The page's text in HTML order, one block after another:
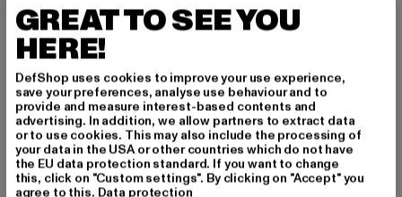
GREAT TO SEE YOU
HERE!
DefShop uses cookies to improve your use experience,
save your preferences, analyse use behaviour and to
provide and measure interest-based contents and
advertising. In addition, we allow partners to extract data
or to use cookies. This may also include the processing of
your data in the USA or other countries which do not have
the EU data protection standard. If you want to change
this, click on "Custom settings". By clicking on "Accept" you
agree to this. Data protection